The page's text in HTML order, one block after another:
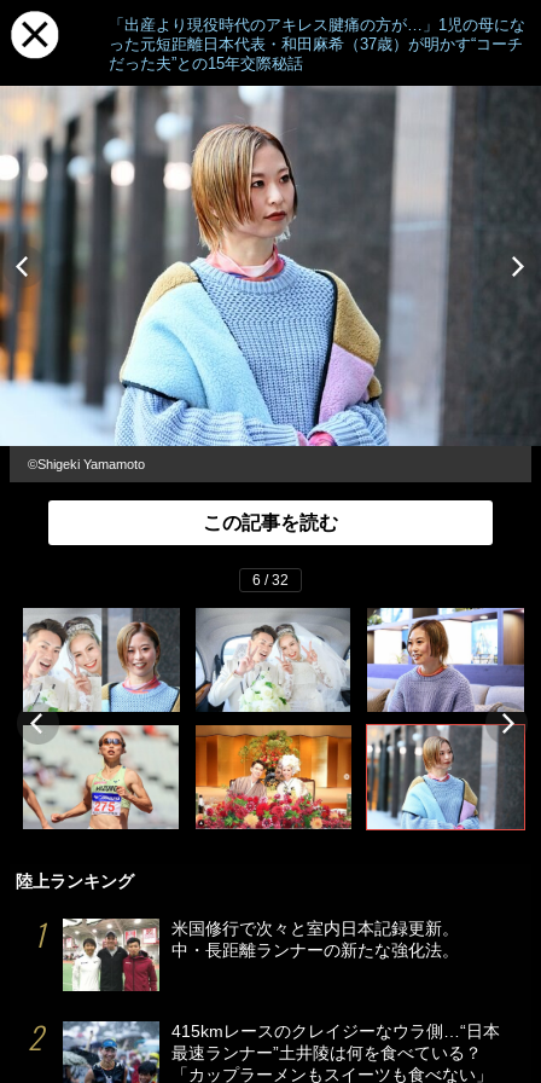
「出産より現役時代のアキレス腱痛の方が…」1児の母にな
った元短距離日本代表・和田麻希（37歳）が明かす“コーチ
だった夫”との15年交際秘話
©Shigeki Yamamoto
この記事を読む
6 / 32
陸上ランキング
米国修行で次々と室内日本記録更新。
中・長距離ランナーの新たな強化法。
415kmレースのクレイジーなウラ側…“日本
最速ランナー”土井陵は何を食べている？
「カップラーメンもスイーツも食べない」